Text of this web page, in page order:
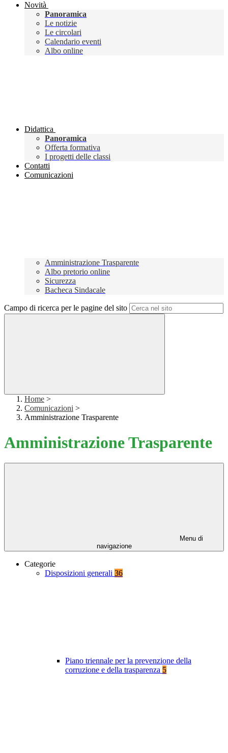
Novità
Panoramica
Le notizie
Le circolari
Calendario eventi
Albo online
Didattica
Panoramica
Offerta formativa
I progetti delle classi
Contatti
Comunicazioni
Amministrazione Trasparente
Albo pretorio online
Sicurezza
Bacheca Sindacale
Campo di ricerca per le pagine del sito
Home >
Comunicazioni >
Amministrazione Trasparente
Amministrazione Trasparente
Menu di
navigazione
Categorie
Disposizioni generali 36
Piano triennale per la prevenzione della
corruzione e della trasparenza 5